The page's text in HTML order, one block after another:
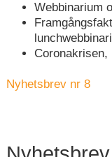
Webbinarium
Nyhetsbrev nr 8